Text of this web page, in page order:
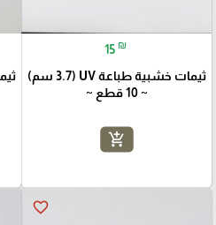
15 ₪
ثيمات خشبية طباعة UV (3.7 سم)
~ 10 قطع ~
add_shopping_cart
favorite_border